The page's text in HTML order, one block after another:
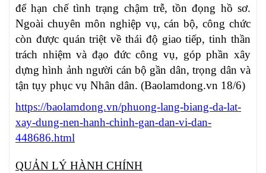
để hạn chế tình trạng chậm trễ, tồn đọng hồ sơ.
Ngoài chuyên môn nghiệp vụ, cán bộ, công chức
còn được quán triệt về thái độ giao tiếp, tinh thần
trách nhiệm và đạo đức công vụ, góp phần xây
dựng hình ảnh người cán bộ gần dân, trọng dân và
tận tụy phục vụ Nhân dân. (Baolamdong.vn 18/6)
https://baolamdong.vn/phuong-lang-biang-da-lat-
xay-dung-nen-hanh-chinh-gan-dan-vi-dan-
448686.html
QUẢN LÝ HÀNH CHÍNH